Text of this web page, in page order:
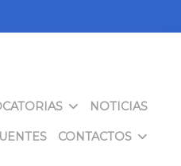
NOTICIAS
CONTACTOS